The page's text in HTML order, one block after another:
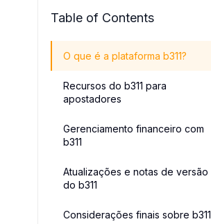
Table of Contents
O que é a plataforma b311?
Recursos do b311 para
apostadores
Gerenciamento financeiro com
b311
Atualizações e notas de versão
do b311
Considerações finais sobre b311